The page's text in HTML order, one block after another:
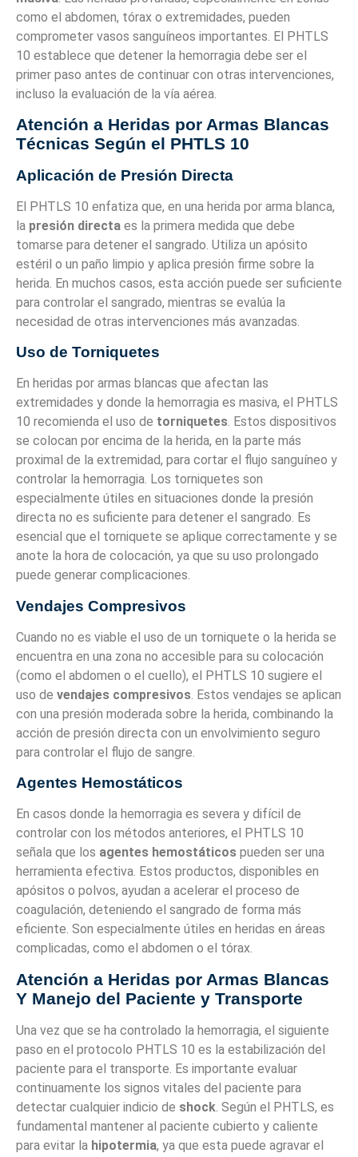
como el abdomen, tórax o extremidades, pueden
comprometer vasos sanguíneos importantes. El PHTLS
10 establece que detener la hemorragia debe ser el
primer paso antes de continuar con otras intervenciones,
incluso la evaluación de la vía aérea.
Atención a Heridas por Armas Blancas
Técnicas Según el PHTLS 10
Aplicación de Presión Directa
El PHTLS 10 enfatiza que, en una herida por arma blanca,
la presión directa es la primera medida que debe
tomarse para detener el sangrado. Utiliza un apósito
estéril o un paño limpio y aplica presión firme sobre la
herida. En muchos casos, esta acción puede ser suficiente
para controlar el sangrado, mientras se evalúa la
necesidad de otras intervenciones más avanzadas.
Uso de Torniquetes
En heridas por armas blancas que afectan las
extremidades y donde la hemorragia es masiva, el PHTLS
10 recomienda el uso de torniquetes. Estos dispositivos
se colocan por encima de la herida, en la parte más
proximal de la extremidad, para cortar el flujo sanguíneo y
controlar la hemorragia. Los torniquetes son
especialmente útiles en situaciones donde la presión
directa no es suficiente para detener el sangrado. Es
esencial que el torniquete se aplique correctamente y se
anote la hora de colocación, ya que su uso prolongado
puede generar complicaciones.
Vendajes Compresivos
Cuando no es viable el uso de un torniquete o la herida se
encuentra en una zona no accesible para su colocación
(como el abdomen o el cuello), el PHTLS 10 sugiere el
uso de vendajes compresivos . Estos vendajes se aplican
con una presión moderada sobre la herida, combinando la
acción de presión directa con un envolvimiento seguro
para controlar el flujo de sangre.
Agentes Hemostáticos
En casos donde la hemorragia es severa y difícil de
controlar con los métodos anteriores, el PHTLS 10
señala que los agentes hemostáticos pueden ser una
herramienta efectiva. Estos productos, disponibles en
apósitos o polvos, ayudan a acelerar el proceso de
coagulación, deteniendo el sangrado de forma más
eficiente. Son especialmente útiles en heridas en áreas
complicadas, como el abdomen o el tórax.
Atención a Heridas por Armas Blancas
Y Manejo del Paciente y Transporte
Una vez que se ha controlado la hemorragia, el siguiente
paso en el protocolo PHTLS 10 es la estabilización del
paciente para el transporte. Es importante evaluar
continuamente los signos vitales del paciente para
detectar cualquier indicio de shock . Según el PHTLS, es
fundamental mantener al paciente cubierto y caliente
para evitar la hipotermia, ya que esta puede agravar el